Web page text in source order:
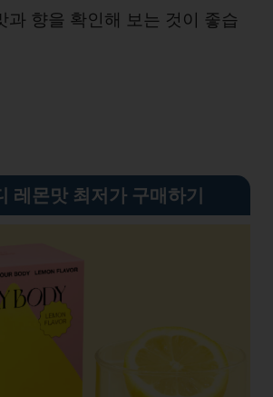
과 향을 확인해 보는 것이 좋습
레몬맛 최저가 구매하기